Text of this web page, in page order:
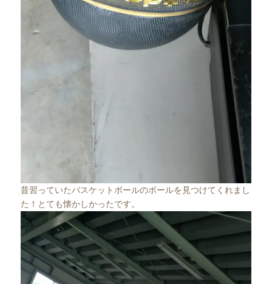
昔習っていたバスケットボールのボールを見つけてくれまし
た！とても懐かしかったです。